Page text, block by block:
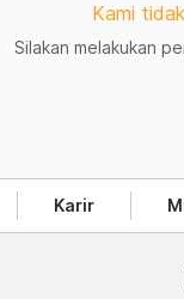
Kami
Silakan melakukan
Karir